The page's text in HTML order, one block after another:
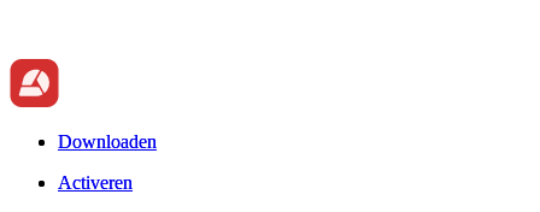
Downloaden
Activeren
Downloaden
Activeren